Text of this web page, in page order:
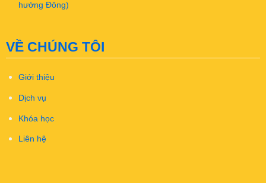
hướng Đông)
VỀ CHÚNG TÔI
Giới thiệu
Dịch vụ
Khóa học
Liên hệ